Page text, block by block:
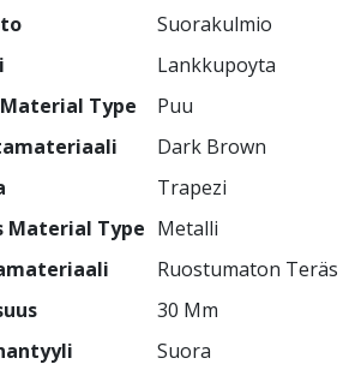
Suorakulmio
Lankkupoyta
Type
Puu
Dark Brown
Trapezi
Material Type Metalli
Ruostumaton Teräs
30 Mm
Suora